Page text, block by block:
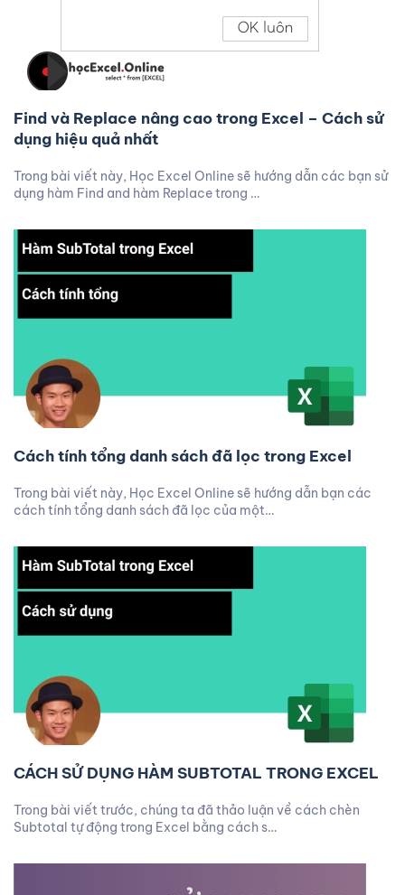
Find và Replace nâng cao trong Excel – Cách sử
dụng hiệu quả nhất
Trong bài viết này, Học Excel Online sẽ hướng dẫn các bạn sử
dụng hàm Find and hàm Replace trong …
Cách tính tổng danh sách đã lọc trong Excel
Trong bài viết này, Học Excel Online sẽ hướng dẫn bạn các
cách tính tổng danh sách đã lọc của một…
CÁCH SỬ DỤNG HÀM SUBTOTAL TRONG EXCEL
Trong bài viết trước, chúng ta đã thảo luận về cách chèn
Subtotal tự động trong Excel bằng cách s…